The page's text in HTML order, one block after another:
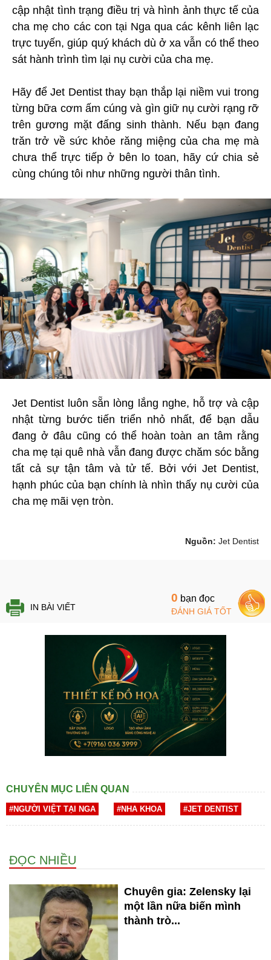
cập nhật tình trạng điều trị và hình ảnh thực tế của
cha mẹ cho các con tại Nga qua các kênh liên lạc
trực tuyến, giúp quý khách dù ở xa vẫn có thể theo
sát hành trình tìm lại nụ cười của cha mẹ.
Hãy để Jet Dentist thay bạn thắp lại niềm vui trong
từng bữa cơm ấm cúng và gìn giữ nụ cười rạng rỡ
trên gương mặt đấng sinh thành. Nếu bạn đang
trăn trở về sức khỏe răng miệng của cha mẹ mà
chưa thể trực tiếp ở bên lo toan, hãy cứ chia sẻ
cùng chúng tôi như những người thân tình.
Jet Dentist luôn sẵn lòng lắng nghe, hỗ trợ và cập
nhật từng bước tiến triển nhỏ nhất, để bạn dẫu
đang ở đâu cũng có thể hoàn toàn an tâm rằng
cha mẹ tại quê nhà vẫn đang được chăm sóc bằng
tất cả sự tận tâm và tử tế. Bởi với Jet Dentist,
hạnh phúc của bạn chính là nhìn thấy nụ cười của
cha mẹ mãi vẹn tròn.
Nguồn: Jet Dentist
IN BÀI VIẾT
0 bạn đọc
ĐÁNH GIÁ TỐT
CHUYÊN MỤC LIÊN QUAN
#NGƯỜI VIỆT TẠI NGA #NHA KHOA #JET DENTIST
ĐỌC NHIỀU
Chuyên gia: Zelensky lại
một lần nữa biến mình
thành trò...